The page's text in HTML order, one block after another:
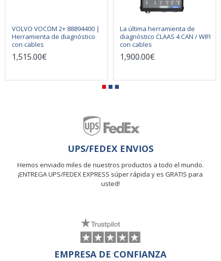
VOLVO VOCOM 2+ 88894400 |
Herramienta de diagnóstico
con cables
1,515.00€
La última herramienta de
diagnóstico CLAAS 4 CAN / WIFI
con cables
1,900.00€
UPS/FEDEX ENVIOS
Hemos enviado miles de nuestros productos a todo el mundo.
¡ENTREGA UPS/FEDEX EXPRESS súper rápida y es GRATIS para
usted!
EMPRESA DE CONFIANZA